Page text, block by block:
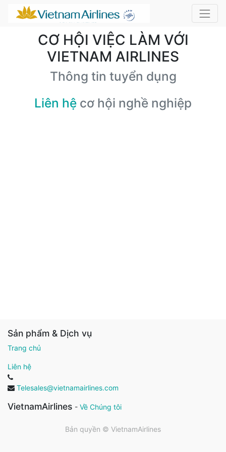
CƠ HỘI VIỆC LÀM VỚI
VIETNAM AIRLINES
Thông tin tuyển dụng
Liên hệ cơ hội nghề nghiệp
Sản phẩm & Dịch vụ
Trang chủ
Liên hệ
Telesales@vietnamairlines.com
VietnamAirlines - Về Chúng tôi
Bản quyền © VietnamAirlines